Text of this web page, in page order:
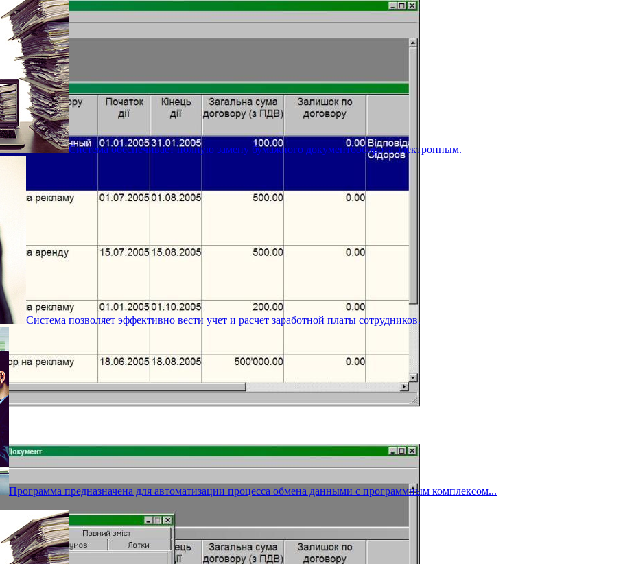
Система обеспечивает полную замену бумажного документооборота электронным.
Система позволяет эффективно вести учет и расчет заработной платы сотрудников.
Программа предназначена для автоматизации процесса обмена данными с программным комплексом...